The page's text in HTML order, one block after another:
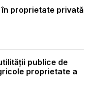
proprietate privată
publice de
proprietate a